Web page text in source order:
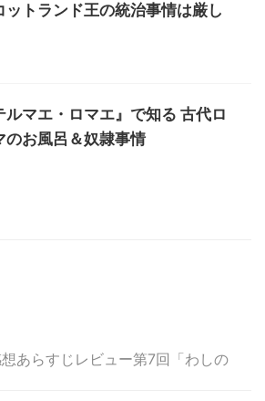
ットランド王の統治事情は厳し
ルマエ・ロマエ』で知る 古代ロ
のお風呂＆奴隷事情
想あらすじレビュー第7回「わしの